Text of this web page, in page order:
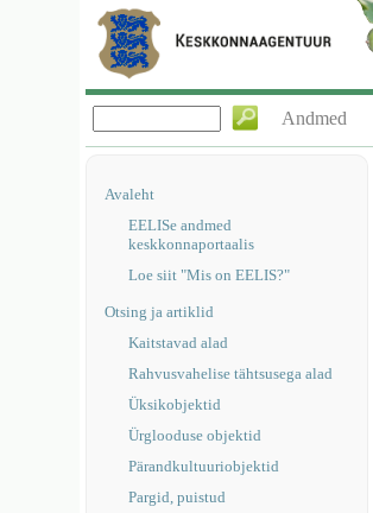
Andmed
Avaleht
EELISe andmed
keskkonnaportaalis
Loe siit "Mis on EELIS?"
Otsing ja artiklid
Kaitstavad alad
Rahvusvahelise tähtsusega alad
Üksikobjektid
Ürglooduse objektid
Pärandkultuuriobjektid
Pargid, puistud